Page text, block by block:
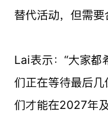
替代活动，但需要
Lai表示：“大家都
们正在等待最后
们才能在2027年